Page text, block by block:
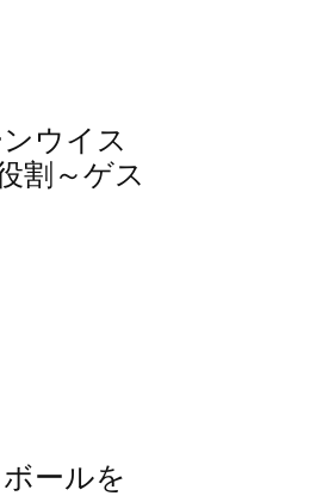
ウイス
割～ゲス
ールを